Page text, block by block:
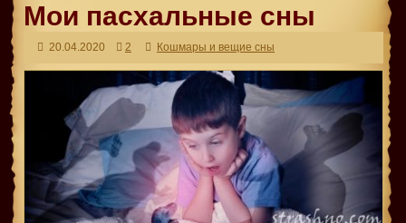
Мои пасхальные сны
20.04.2020 2 Кошмары и вещие сны